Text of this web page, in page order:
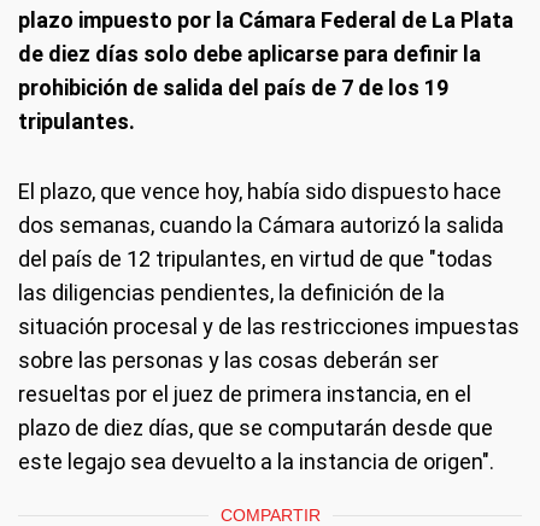
plazo impuesto por la Cámara Federal de La Plata
de diez días solo debe aplicarse para definir la
prohibición de salida del país de 7 de los 19
tripulantes.
El plazo, que vence hoy, había sido dispuesto hace
dos semanas, cuando la Cámara autorizó la salida
del país de 12 tripulantes, en virtud de que "todas
las diligencias pendientes, la definición de la
situación procesal y de las restricciones impuestas
sobre las personas y las cosas deberán ser
resueltas por el juez de primera instancia, en el
plazo de diez días, que se computarán desde que
este legajo sea devuelto a la instancia de origen".
COMPARTIR